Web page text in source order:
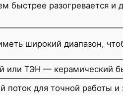
быстрее разогревается и
широкий диапазон,
или ТЭН — керамический
поток для точной работы